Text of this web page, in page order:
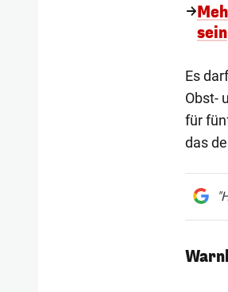
sein
Es
Obst-
für
das